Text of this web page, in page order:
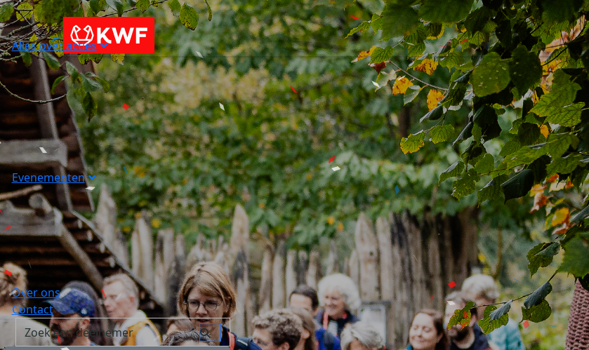
Alles over acties
Evenementen
Over ons
Contact